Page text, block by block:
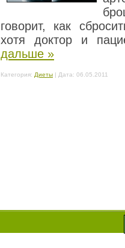
говорит, как
хотя доктор и
дальше »
Категория: Диеты | Дата: 06.05.2011